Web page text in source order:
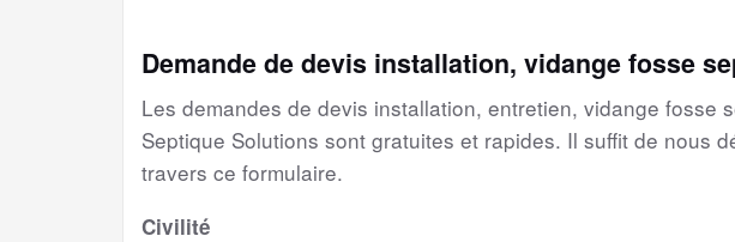
Demande de devis installation, vidange fosse
Les demandes de devis installation, entretien, vidange fosse
Septique Solutions sont gratuites et rapides. Il suffit de nous
travers ce formulaire.
Civilité